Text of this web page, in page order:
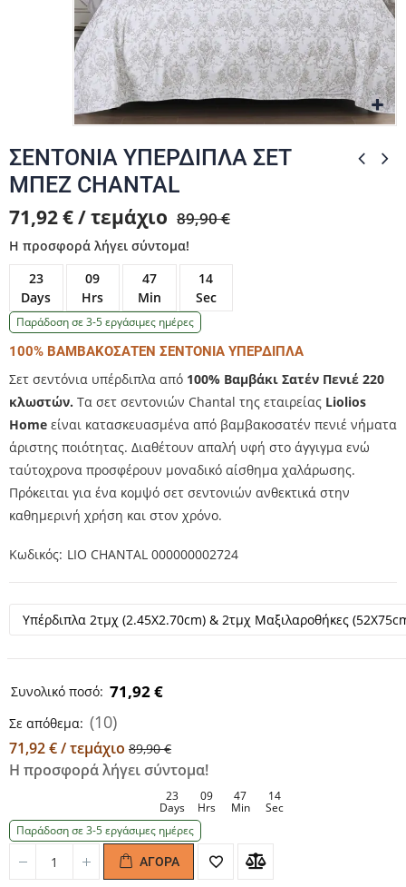
ΣΕΝΤΟΝΙΑ ΥΠΕΡΔΙΠΛΑ ΣΕΤ
ΜΠΕΖ CHANTAL
71,92 € / τεμάχιο 89,90 €
Η προσφορά λήγει σύντομα!
23
Days
09
Hrs
47
Min
14
Sec
Παράδοση σε 3-5 εργάσιμες ημέρες
100% ΒΑΜΒΑΚΟΣΑΤΕΝ ΣΕΝΤΟΝΙΑ ΥΠΕΡΔΙΠΛΑ
Σετ σεντόνια υπέρδιπλα από 100% Βαμβάκι Σατέν Πενιέ 220
κλωστών. Τα σετ σεντονιών Chantal της εταιρείας Liolios
Home είναι κατασκευασμένα από βαμβακοσατέν πενιέ νήματα
άριστης ποιότητας. Διαθέτουν απαλή υφή στο άγγιγμα ενώ
ταύτοχρονα προσφέρουν μοναδικό αίσθημα χαλάρωσης.
Πρόκειται για ένα κομψό σετ σεντονιών ανθεκτικά στην
καθημερινή χρήση και στον χρόνο.
Κωδικός LIO CHANTAL 000000002724
Συνολικό ποσό: 71,92 €
Σε απόθεμα: (10)
71,92 € / τεμάχιο 89,90 €
Η προσφορά λήγει σύντομα!
23
Days
09
Hrs
47
Min
14
Sec
Παράδοση σε 3-5 εργάσιμες ημέρες
Quantity
Quantity ΑΓΟΡΆ